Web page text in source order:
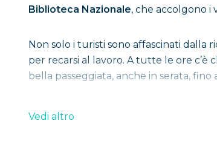
Biblioteca Nazionale, che accolgono i
Non solo i turisti sono affascinati dalla
per recarsi al lavoro. A tutte le ore c’è
bella passeggiata, anche in serata, fino
Via Toledo: la
Vedi altro